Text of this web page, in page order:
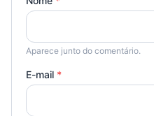
Aparece junto do comentário.
E-mail *